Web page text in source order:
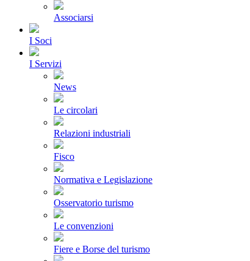
Associarsi
I Soci
I Servizi
News
Le circolari
Relazioni industriali
Fisco
Normativa e Legislazione
Osservatorio turismo
Le convenzioni
Fiere e Borse del turismo